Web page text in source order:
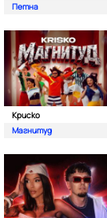
Петна
Криско
Магнитуд